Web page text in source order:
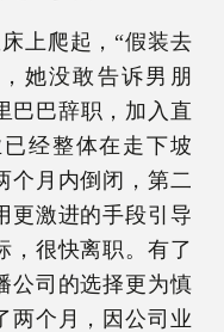
上爬起，“假装去
她没敢告诉男朋
巴巴辞职，加入直
经整体在走下坡
个月内倒闭，第二
更激进的手段引导
，很快离职。有了
公司的选择更为慎
两个月，因公司业